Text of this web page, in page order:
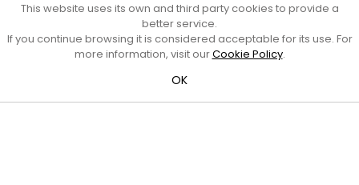
Cultura Mataró
Ajuntament de Mataró
C. de Sant Josep, 9 (Mataró, 08302)
També podeu contactar-nos acultura@ajmataro.cato bé
This website uses its own and third party cookies to provide a
better service.
If you continue browsing it is considered acceptable for its use. For
more information, visit ourCookie Policy.
OK